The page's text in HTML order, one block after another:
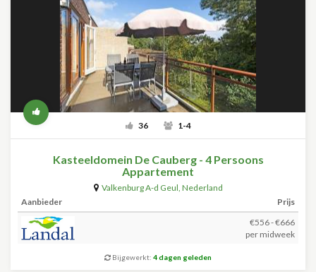
36 1-4
Kasteeldomein De Cauberg - 4 Persoons
Appartement
Valkenburg A-d Geul, Nederland
Aanbieder
Prijs
€556 - €666
per midweek
Bijgewerkt: 4 dagen geleden